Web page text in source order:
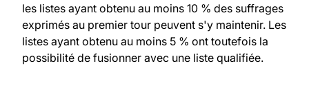
les listes ayant obtenu au moins 10 % des suffrages
exprimés au premier tour peuvent s'y maintenir. Les
listes ayant obtenu au moins 5 % ont toutefois la
possibilité de fusionner avec une liste qualifiée.